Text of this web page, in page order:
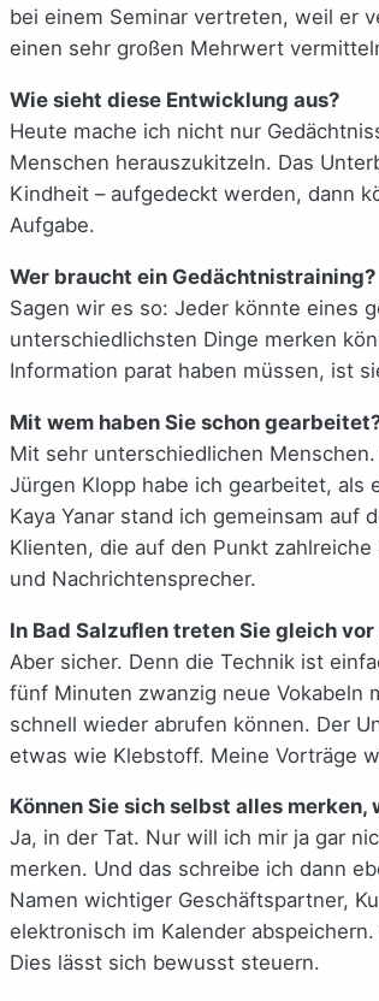
bei einem Seminar vertreten, weil er
einen sehr großen Mehrwert
Wie sieht diese Entwicklung aus?
Heute mache ich nicht nur
Menschen herauszukitzeln. Das
Kindheit – aufgedeckt werden, dann
Aufgabe.
Wer braucht ein Gedächtnistraining?
Sagen wir es so: Jeder könnte eines
unterschiedlichsten Dinge merken
Information parat haben müssen, ist
Mit wem haben Sie schon
Mit sehr unterschiedlichen
Jürgen Klopp habe ich gearbeitet, als
Kaya Yanar stand ich gemeinsam
Klienten, die auf den Punkt
und Nachrichtensprecher.
In Bad Salzuflen treten Sie gleich
Aber sicher. Denn die Technik ist
fünf Minuten zwanzig neue Vokabeln
schnell wieder abrufen können. Der
etwas wie Klebstoff. Meine Vorträge
Können Sie sich selbst alles merken,
Ja, in der Tat. Nur will ich mir ja gar
merken. Und das schreibe ich dann
Namen wichtiger Geschäftspartner,
elektronisch im Kalender
Dies lässt sich bewusst steuern.